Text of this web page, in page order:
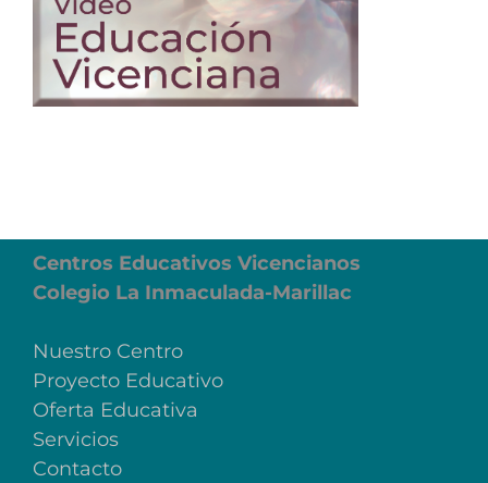
Centros Educativos Vicencianos
Colegio La Inmaculada-Marillac
Nuestro Centro
Proyecto Educativo
Oferta Educativa
Servicios
Contacto